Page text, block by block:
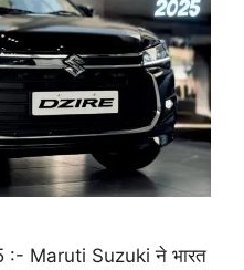
Maruti Suzuki ने भारत